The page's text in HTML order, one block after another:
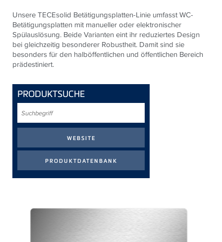
Unsere TECEsolid Betätigungsplatten-Linie umfasst WC-
Betätigungsplatten mit manueller oder elektronischer
Spülauslösung. Beide Varianten eint ihr reduziertes Design
bei gleichzeitig besonderer Robustheit. Damit sind sie
besonders für den halböffentlichen und öffentlichen Bereich
prädestiniert.
PRODUKTSUCHE